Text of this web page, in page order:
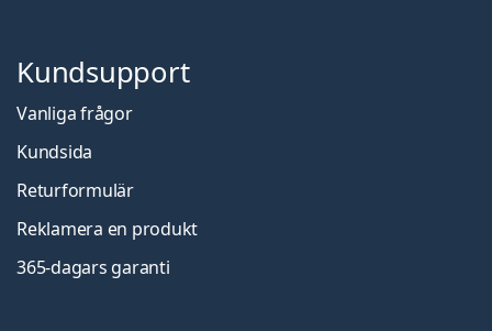
Kundsupport
Vanliga frågor
Kundsida
Returformulär
Reklamera en produkt
365-dagars garanti